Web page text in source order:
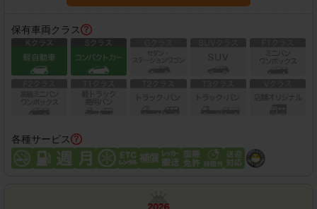
保有車両クラス
各種サービス